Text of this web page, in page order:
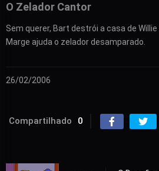
O Zelador Cantor
Sem querer, Bart destrói a casa de
Marge ajuda o zelador desamparado.
26/02/2006
Compartilhado 0